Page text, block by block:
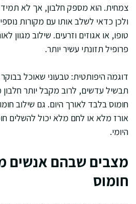
צמחית. הוא מספק חלבון, אך לא
ולכן כדאי לשלב אותו עם מקורות
טופו, או אגוזים וזרעים. שילוב מגוון
פרופיל תזונתי עשיר יותר.
דוגמה היפותטית: טבעוני שאוכל
תבשיל עדשים, לרוב מקבל יותר
חומוס בלבד לאורך היום. גם שילוב
אורז מלא או לחם מלא יכול להשלים
היומי.
מצבים שבהם אנשים
חומוס